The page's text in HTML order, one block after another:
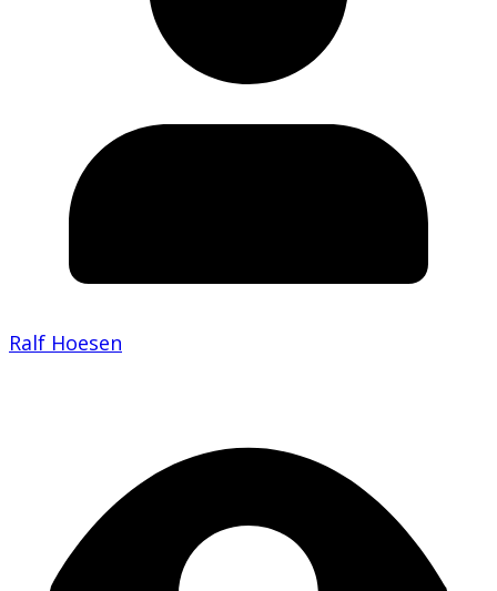
Ralf Hoesen